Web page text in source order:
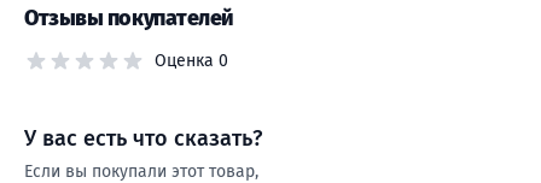
Отзывы покупателей
Оценка 0
У ваc есть что сказать?
Если вы покупали этот товар,